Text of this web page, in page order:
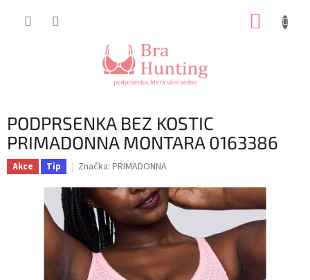
PODPRSENKA BEZ KOSTIC
PRIMADONNA MONTARA 0163386
Akce Tip Značka: PRIMADONNA